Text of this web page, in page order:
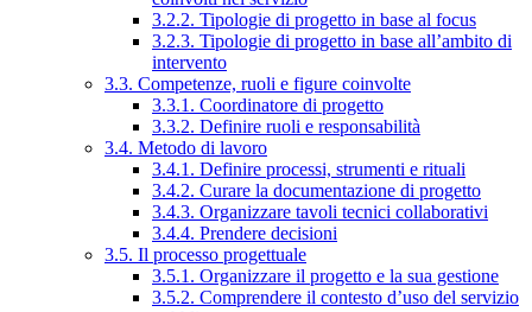
3.2.2. Tipologie di progetto in base al focus
3.2.3. Tipologie di progetto in base all’ambito di
intervento
3.3. Competenze, ruoli e figure coinvolte
3.3.1. Coordinatore di progetto
3.3.2. Definire ruoli e responsabilità
3.4. Metodo di lavoro
3.4.1. Definire processi, strumenti e rituali
3.4.2. Curare la documentazione di progetto
3.4.3. Organizzare tavoli tecnici collaborativi
3.4.4. Prendere decisioni
3.5. Il processo progettuale
3.5.1. Organizzare il progetto e la sua gestione
3.5.2. Comprendere il contesto d’uso del servizio